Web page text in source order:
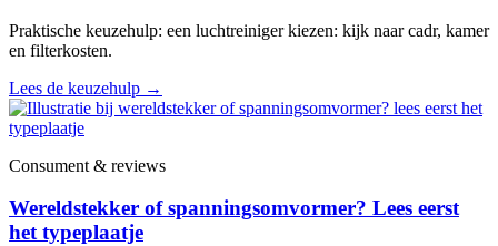
Praktische keuzehulp: een luchtreiniger kiezen: kijk naar cadr, kamer
en filterkosten.
Lees de keuzehulp →
Consument & reviews
Wereldstekker of spanningsomvormer? Lees eerst
het typeplaatje